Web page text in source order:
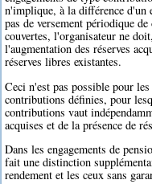
n'implique, à la différence d'un
pas de versement périodique
couvertes, l'organisateur ne
l'augmentation des réserves
réserves libres existantes.
Ceci n'est pas possible pour
contributions définies, pour
contributions vaut
acquises et de la présence de
Dans les engagements de
fait une distinction
rendement et les ceux sans